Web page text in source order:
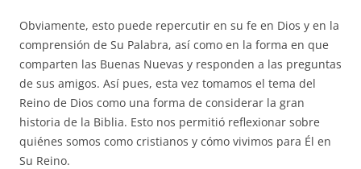
Obviamente, esto puede repercutir en su fe en Dios y en la
comprensión de Su Palabra, así como en la forma en que
comparten las Buenas Nuevas y responden a las preguntas
de sus amigos. Así pues, esta vez tomamos el tema del
Reino de Dios como una forma de considerar la gran
historia de la Biblia. Esto nos permitió reflexionar sobre
quiénes somos como cristianos y cómo vivimos para Él en
Su Reino.